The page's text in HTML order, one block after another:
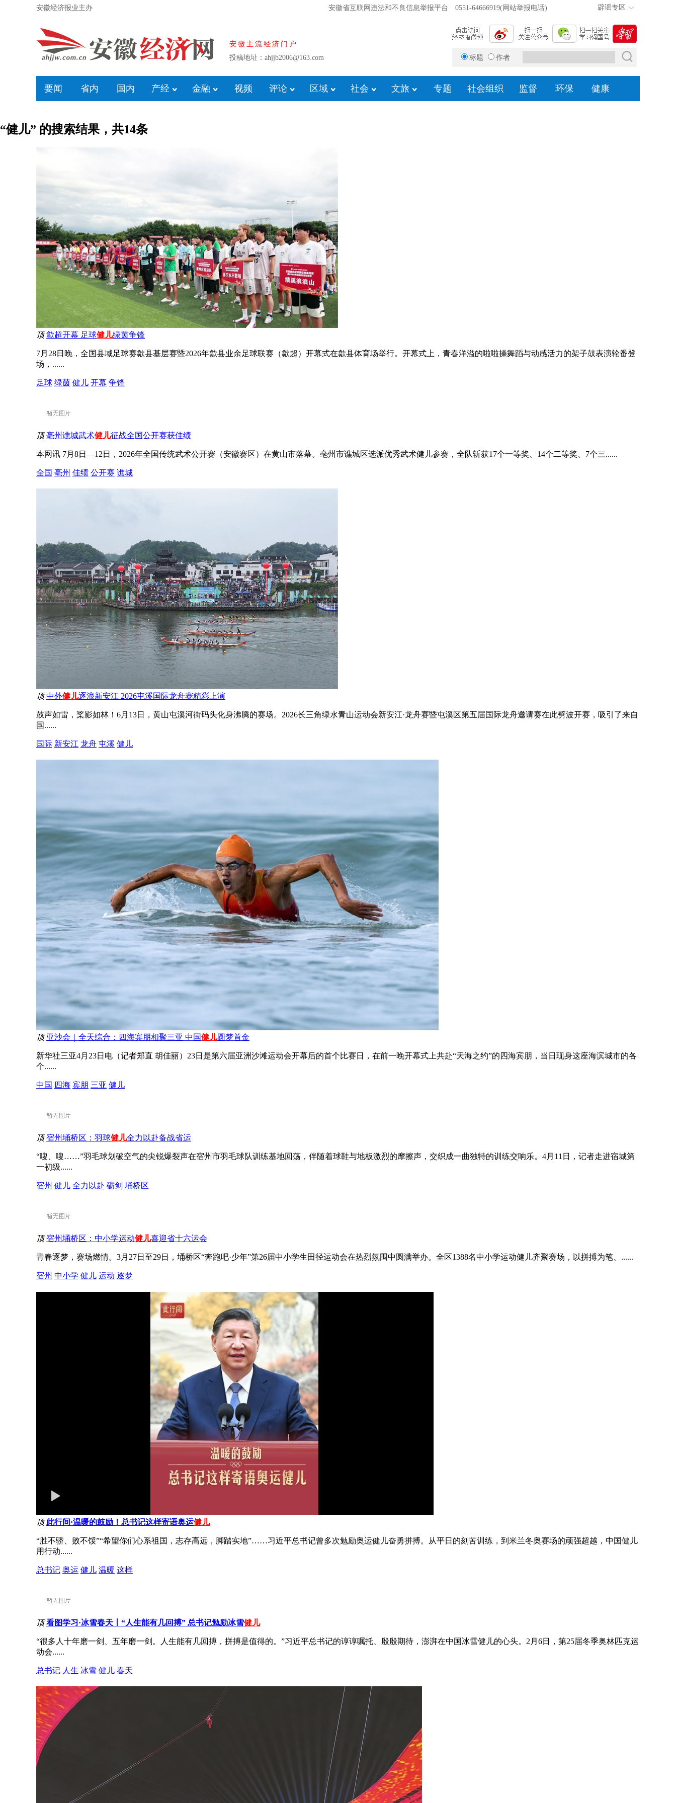
安徽经济报业主办 安徽省互联网违法和不良信息举报平台 0551-64666919(网站举报电话) 辟谣专区
安徽主流经济门户
投稿地址：ahjjb2006@163.com
标题 作者
要闻 省内 国内 产经 金融 视频 评论 区域 社会 文旅 专题 社会组织 监督 环保 健康
“健儿” 的搜索结果，共14条
顶 歙超开幕 足球健儿绿茵争锋
7月28日晚，全国县域足球赛歙县基层赛暨2026年歙县业余足球联赛（歙超）开幕式在歙县体育场举行。开幕式上，青春洋溢的啦啦操舞蹈与动感活力的架子鼓表演轮番登
场，......
足球 绿茵 健儿 开幕 争锋
顶 亳州谯城武术健儿征战全国公开赛获佳绩
本网讯 7月8日—12日，2026年全国传统武术公开赛（安徽赛区）在黄山市落幕。亳州市谯城区选派优秀武术健儿参赛，全队斩获17个一等奖、14个二等奖、7个三......
全国 亳州 佳绩 公开赛 谯城
顶 中外健儿逐浪新安江 2026屯溪国际龙舟赛精彩上演
鼓声如雷，桨影如林！6月13日，黄山屯溪河街码头化身沸腾的赛场。2026长三角绿水青山运动会新安江·龙舟赛暨屯溪区第五届国际龙舟邀请赛在此劈波开赛，吸引了来自
国......
国际 新安江 龙舟 屯溪 健儿
顶 亚沙会｜全天综合：四海宾朋相聚三亚 中国健儿圆梦首金
新华社三亚4月23日电（记者郑直 胡佳丽）23日是第六届亚洲沙滩运动会开幕后的首个比赛日，在前一晚开幕式上共赴“天海之约”的四海宾朋，当日现身这座海滨城市的各
个......
中国 四海 宾朋 三亚 健儿
顶 宿州埇桥区：羽球健儿全力以赴备战省运
“嗖、嗖……”羽毛球划破空气的尖锐爆裂声在宿州市羽毛球队训练基地回荡，伴随着球鞋与地板激烈的摩擦声，交织成一曲独特的训练交响乐。4月11日，记者走进宿城第
一初级......
宿州 健儿 全力以赴 砺剑 埇桥区
顶 宿州埇桥区：中小学运动健儿喜迎省十六运会
青春逐梦，赛场燃情。3月27日至29日，埇桥区“奔跑吧·少年”第26届中小学生田径运动会在热烈氛围中圆满举办。全区1388名中小学运动健儿齐聚赛场，以拼搏为笔、......
宿州 中小学 健儿 运动 逐梦
顶 此行间·温暖的鼓励！总书记这样寄语奥运健儿
“胜不骄、败不馁”“希望你们心系祖国，志存高远，脚踏实地”……习近平总书记曾多次勉励奥运健儿奋勇拼搏。从平日的刻苦训练，到米兰冬奥赛场的顽强超越，中国健儿
用行动......
总书记 奥运 健儿 温暖 这样
顶 看图学习·冰雪春天丨“人生能有几回搏” 总书记勉励冰雪健儿
“很多人十年磨一剑、五年磨一剑。人生能有几回搏，拼搏是值得的。”习近平总书记的谆谆嘱托、殷殷期待，澎湃在中国冰雪健儿的心头。2月6日，第25届冬季奥林匹克运
动会......
总书记 人生 冰雪 健儿 春天